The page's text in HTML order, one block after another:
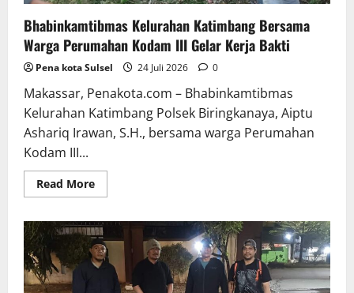
Bhabinkamtibmas Kelurahan Katimbang Bersama
Warga Perumahan Kodam III Gelar Kerja Bakti
Pena kota Sulsel 24 Juli 2026 0
Makassar, Penakota.com – Bhabinkamtibmas
Kelurahan Katimbang Polsek Biringkanaya, Aiptu
Ashariq Irawan, S.H., bersama warga Perumahan
Kodam III...
Read MoreRead
more
Kelurahan
Katimbang
Bersama
Warga
Perumahan
Kodam